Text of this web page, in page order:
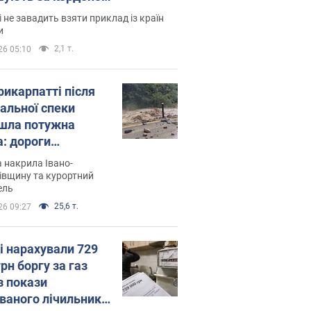
не завадить взяти приклад із країн
05:10 2,1 т.
після
спеки
потужна
дороги
на
Відео
накрила Івано-
та курортний
09:27 25,6 т.
нарахували 729
боргу за газ
покази
лічильника: